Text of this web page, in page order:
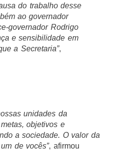
do trabalho desse
ao governador
governador Rodrigo
e sensibilidade em
a Secretaria”,
unidades da
objetivos e
a sociedade. O valor da
de vocês”, afirmou